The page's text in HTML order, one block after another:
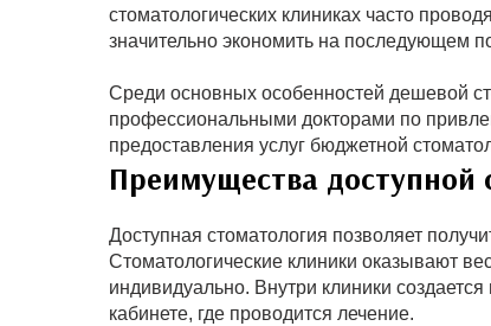
стоматологических клиниках часто
значительно экономить на последующем
Среди основных особенностей дешевой
профессиональными докторами по
предоставления услуг бюджетной
Преимущества доступной
Доступная стоматология позволяет
Стоматологические клиники оказывают
индивидуально. Внутри клиники
кабинете, где проводится лечение.